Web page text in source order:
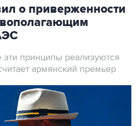
о приверженности
эти принципы реализуются
армянский премьер